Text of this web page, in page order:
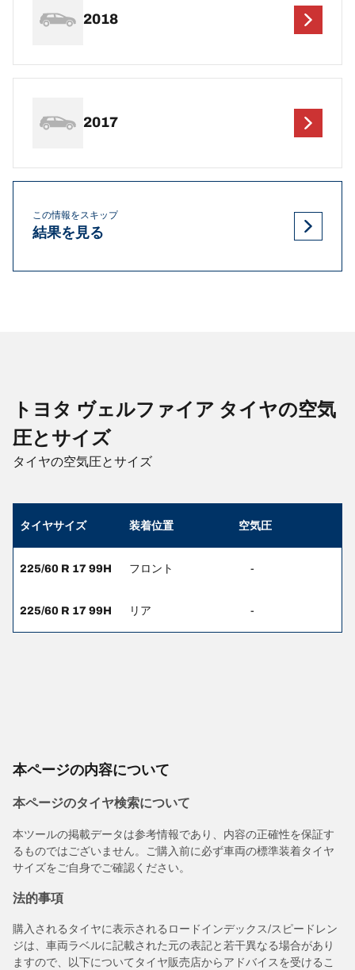
2018
2017
この情報をスキップ
結果を見る
トヨタ ヴェルファイア タイヤの空気
圧とサイズ
タイヤの空気圧とサイズ
タイヤサイズ 装着位置 空気圧
225/60 R 17 99H フロント -
225/60 R 17 99H リア -
本ページの内容について
本ページのタイヤ検索について
本ツールの掲載データは参考情報であり、内容の正確性を保証す
るものではございません。ご購入前に必ず車両の標準装着タイヤ
サイズをご自身でご確認ください。
法的事項
購入されるタイヤに表示されるロードインデックス/スピードレン
ジは、車両ラベルに記載された元の表記と若干異なる場合があり
ますので、以下についてタイヤ販売店からアドバイスを受けるこ